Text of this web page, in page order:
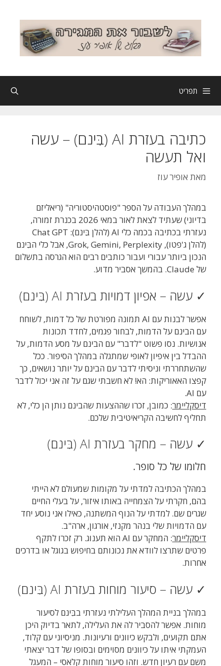
תפריט
כתיבה בעזרת AI (בִּינם) – עשה
ואל תעשה
מאת אופיר עוז
במהלך העבודה על הספר "פוסטהיסטוריה" (ריאליזם
בדיוני) שעתיד לצאת לאור במאי 2026 בכנרת זמורה,
נעזרתי בכתיבה בכמה כלי AI (להלן בִּינם): Chat GPT
(להלן ג'פטו), Grok, Gemini, Perplexity, אבל כלי הבִּינם
הנכון ביותר עבורי ועבור כותבים רבים הוא הגרסה בתשלום
של Claude. בהמשך אסביר מדוע.
✓ עשה – אפיון דמויות בעזרת AI (בִּינם)
אפשר לבנות עם AI תמונה מפורטת של כל דמות, לשוחח
עם הבינם על הדמות, לבחור פגמים, לחדד תכונות
אנושיות. נסו פשוט "לדבר" עם הבינם על מסע הדמות, על
ההבדל בין איפיון לאופי שמתגלה במהלך הסיפור. ככל
שהשתחררתי וניסיתי לדבר עם הבינם על יותר נושאים, כך
קפצו האאוריקות: הא! לא חשבתי שגם על זה אני יכול לדבר
עם AI.
דיסקליימר: כמובן, זכרו שההצעות שהבינם נותן הן כלי, לא
תחליף לחשיבה הקריאיטיבית שלכם.
✓ עשה – מחקר בעזרת AI (בִּינם)
חלומו של כל סופר.
במהלך הכתיבה למדתי על מקומות שמעולם לא הייתי
בהם, חקרתי על הצמחייה באותו איזור, על בעלי החיים
שגרים שם. למדתי על הנוף המשתנה, כאילו אני נוסע יחד
עם הדמויות שלי בנהר מקנזי, אורגון, ארה"ב.
דיסקליימר
: המחקר עם AI הוא תענוג. רק זכרו לתקף
פרטים שתרצו לוודא את נכונותם בחיפוש בגוגל או בדרכים
אחרות.
✓ עשה – סיעור מוחות בעזרת AI (בִּינם)
במהלך בניית המהלך העלילתי נעזרתי בבִּינם לסיעור
מוחות. אפשר להסביר לה את העלילה, לתאר בדיוק היכן
אתם תקועים, ולבקש כיוונים ורעיונות. מניסיוני עם קלוד,
העמקתי איתו על כיוונים מסוימים ובסופו של דבר יצאתי
משם עם רעיון חדש. וזהו סיעור מוחות קלאסי – המעגל